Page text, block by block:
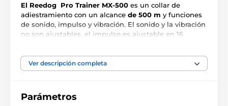
El Reedog Pro Trainer MX-500 es un collar de
adiestramiento con un alcance de 500 m y funciones
de sonido, impulso y vibración. El sonido y la vibración
no son ajustables, el impulso es ajustable en 16
recargable mediante cable USB para el adiestramiento
normal del perro y, gracias a su diseño impermeable,
posible sumergirlo. El walkie-talkie ergonómico tiene
una clara pantalla LCD retroiluminada, botones fáciles
Ver descripción completa
Parámetros